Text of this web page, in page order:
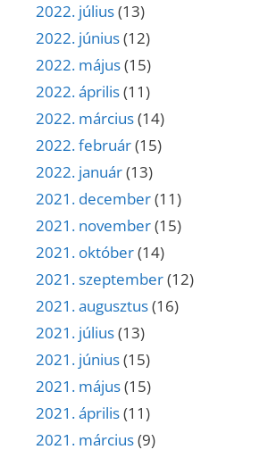
2022. július(13)
2022. június(12)
2022. május(15)
2022. április(11)
2022. március(14)
2022. február(15)
2022. január(13)
2021. december(11)
2021. november(15)
2021. október(14)
2021. szeptember(12)
2021. augusztus(16)
2021. július(13)
2021. június(15)
2021. május(15)
2021. április(11)
2021. március(9)